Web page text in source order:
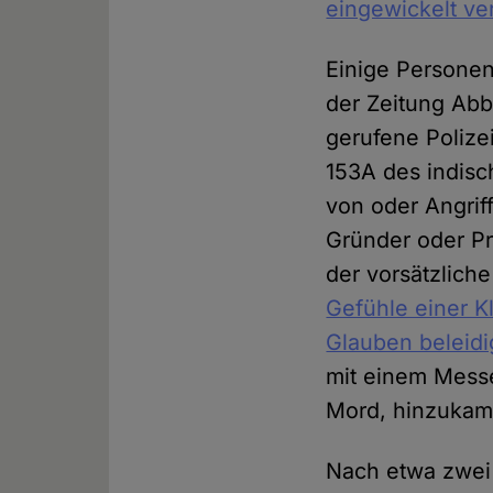
eingewickelt
Einige
der Zeitung
gerufene
153A des
von oder
Gründer oder
der
Gefühle einer
Glauben
mit einem
Mord,
Nach etwa